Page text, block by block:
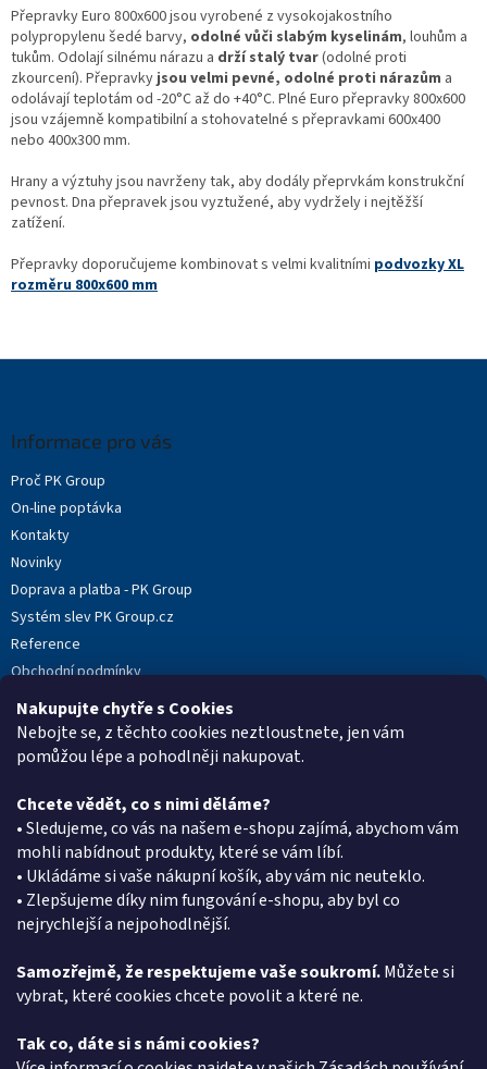
Nakupujte chytře s Cookies
Nebojte se, z těchto cookies neztloustnete, jen vám
pomůžou lépe a pohodlněji nakupovat.
Chcete vědět, co s nimi děláme?
• Sledujeme, co vás na našem e-shopu zajímá, abychom vám
mohli nabídnout produkty, které se vám líbí.
• Ukládáme si vaše nákupní košík, aby vám nic neuteklo.
• Zlepšujeme díky nim fungování e-shopu, aby byl co
nejrychlejší a nejpohodlnější.
Samozřejmě, že respektujeme vaše soukromí.Můžete si
vybrat, které cookies chcete povolit a které ne.
Tak co, dáte si s námi cookies?
l
á
d
a
c
í
v
k
ý
Přepravky Euro 800x600 jsou vyrobené z vysokojakostního
polypropylenu šedé barvy, odolné vůči slabým kyselinám, louhům a
tukům. Odolají silnému nárazu a drží stalý tvar(odolné proti
zkourcení). Přepravky jsou velmi pevné, odolné proti nárazům a
odolávají teplotám od -20°C až do +40°C. Plné Euro přepravky 800x600
jsou vzájemně kompatibilní a stohovatelné s přepravkami 600x400
nebo 400x300 mm.
Hrany a výztuhy jsou navrženy tak, aby dodály přeprvkám konstrukční
pevnost. Dna přepravek jsou vyztužené, aby vydržely i nejtěžší
zatížení.
Přepravky doporučujeme kombinovat s velmi kvalitními podvozky XL
rozměru 800x600 mm
Informace pro vás
Proč PK Group
On-line poptávka
Kontakty
Novinky
Doprava a platba - PK Group
Systém slev PK Group.cz
Reference
Obchodní podmínky
Podmínky ochrany osobních údajů
Reklamační protokol
Kontakt
eshop@pkgroup.cz
+420603331993
+420734621131
Vyhledávání
HLEDAT